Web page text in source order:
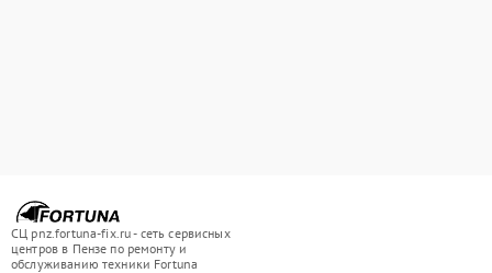
СЦ pnz.fortuna-fix.ru - сеть сервисных
центров в Пензе по ремонту и
обслуживанию техники Fortuna